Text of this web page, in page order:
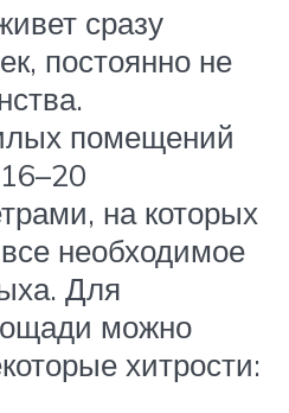
сразу
постоянно не
помещений
на которых
необходимое
Для
можно
хитрости: